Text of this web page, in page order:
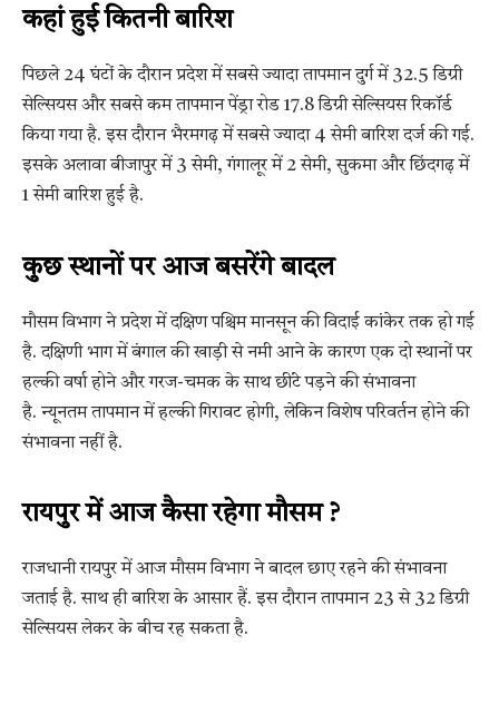
कहां हुई कितनी बारिश
पिछले 24 घंटों के दौरान प्रदेश में सबसे ज्यादा तापमान दुर्ग में 32.5 डिग्री
सेल्सियस और सबसे कम तापमान पेंड्रा रोड 17.8 डिग्री सेल्सियस रिकॉर्ड
किया गया है. इस दौरान भैरमगढ़ में सबसे ज्यादा 4 सेमी बारिश दर्ज की गई.
इसके अलावा बीजापुर में 3 सेमी, गंगालूर में 2 सेमी, सुकमा और छिंदगढ़ में
1 सेमी बारिश हुई है.
कुछ स्थानों पर आज बसरेंगे बादल
मौसम विभाग ने प्रदेश में दक्षिण पश्चिम मानसून की विदाई कांकेर तक हो गई
है. दक्षिणी भाग में बंगाल की खाड़ी से नमी आने के कारण एक दो स्थानों पर
हल्की वर्षा होने और गरज-चमक के साथ छींटे पड़ने की संभावना
है. न्यूनतम तापमान में हल्की गिरावट होगी, लेकिन विशेष परिवर्तन होने की
संभावना नहीं है.
रायपुर में आज कैसा रहेगा मौसम ?
राजधानी रायपुर में आज मौसम विभाग ने बादल छाए रहने की संभावना
जताई है. साथ ही बारिश के आसार हैं. इस दौरान तापमान 23 से 32 डिग्री
सेल्सियस लेकर के बीच रह सकता है.